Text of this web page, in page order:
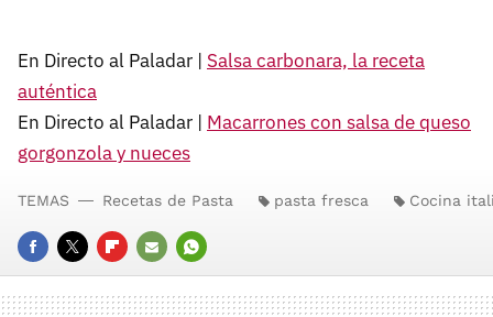
En Directo al Paladar | Salsa carbonara, la receta
auténtica
En Directo al Paladar | Macarrones con salsa de queso
gorgonzola y nueces
FACEBOOK
TWITTERFLIPBOARD
E-
MAIL
WHATSAPP
TEMAS Recetas de Pasta pasta fresca Cocina